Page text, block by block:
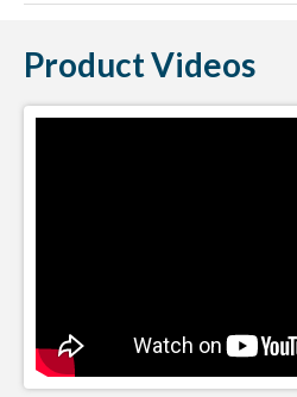
Product Videos